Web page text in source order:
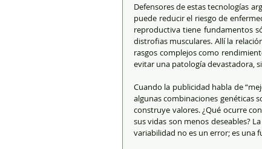
Defensores de estas tecnologías
puede reducir el riesgo de
reproductiva tiene fundamentos
distrofias musculares. Allí la
rasgos complejos como
evitar una patología devastadora,
Cuando la publicidad habla de
algunas combinaciones genéticas
construye valores. ¿Qué ocurre
sus vidas son menos deseables?
variabilidad no es un error; es una